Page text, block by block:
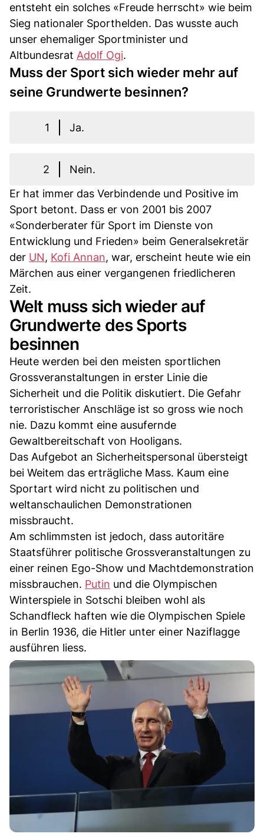
entsteht ein solches «Freude herrscht» wie beim
Sieg nationaler Sporthelden. Das wusste auch
unser ehemaliger Sportminister und
Altbundesrat Adolf Ogi.
Muss der Sport sich wieder mehr auf
seine Grundwerte besinnen?
1 Ja.
2
Nein.
Er hat immer das Verbindende und Positive im
Sport betont. Dass er von 2001 bis 2007
«Sonderberater für Sport im Dienste von
Entwicklung und Frieden» beim Generalsekretär
der UN, Kofi Annan, war, erscheint heute wie ein
Märchen aus einer vergangenen friedlicheren
Zeit.
Welt muss sich wieder auf
Grundwerte des Sports
besinnen
Heute werden bei den meisten sportlichen
Grossveranstaltungen in erster Linie die
Sicherheit und die Politik diskutiert. Die Gefahr
terroristischer Anschläge ist so gross wie noch
nie. Dazu kommt eine ausufernde
Gewaltbereitschaft von Hooligans.
Das Aufgebot an Sicherheitspersonal übersteigt
bei Weitem das erträgliche Mass. Kaum eine
Sportart wird nicht zu politischen und
weltanschaulichen Demonstrationen
missbraucht.
Am schlimmsten ist jedoch, dass autoritäre
Staatsführer politische Grossveranstaltungen zu
einer reinen Ego-Show und Machtdemonstration
missbrauchen. Putin und die Olympischen
Winterspiele in Sotschi bleiben wohl als
Schandfleck haften wie die Olympischen Spiele
in Berlin 1936, die Hitler unter einer Naziflagge
ausführen liess.